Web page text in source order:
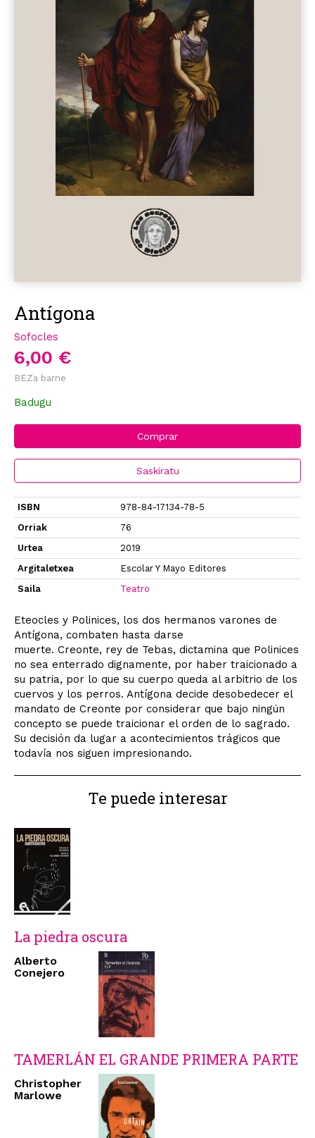
Antígona
Sofocles
6,00 €
BEZa barne
Badugu
Comprar
Saskiratu
ISBN
978-84-17134-78-5
Orriak
76
Urtea
2019
Argitaletxea
Escolar Y Mayo Editores
Saila
Teatro
Eteocles y Polinices, los dos hermanos varones de
Antígona, combaten hasta darse
muerte. Creonte, rey de Tebas, dictamina que Polinices
no sea enterrado dignamente, por haber traicionado a
su patria, por lo que su cuerpo queda al arbitrio de los
cuervos y los perros. Antígona decide desobedecer el
mandato de Creonte por considerar que bajo ningún
concepto se puede traicionar el orden de lo sagrado.
Su decisión da lugar a acontecimientos trágicos que
todavía nos siguen impresionando.
Te puede interesar
La piedra oscura
Alberto
Conejero
TAMERLÁN EL GRANDE PRIMERA PARTE
Christopher
Marlowe